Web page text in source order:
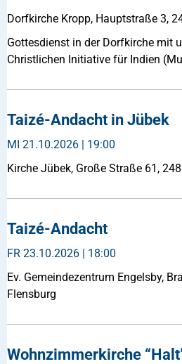
Dorfkirche Kropp, Hauptstraße 3,
Gottesdienst in der Dorfkirche mit
Christlichen Initiative für Indien
Taizé-Andacht in Jübek
MI 21.10.2026 | 19:00
Kirche Jübek, Große Straße 61,
Taizé-Andacht
FR 23.10.2026 | 18:00
Ev. Gemeindezentrum Engelsby,
Flensburg
Wohnzimmerkirche